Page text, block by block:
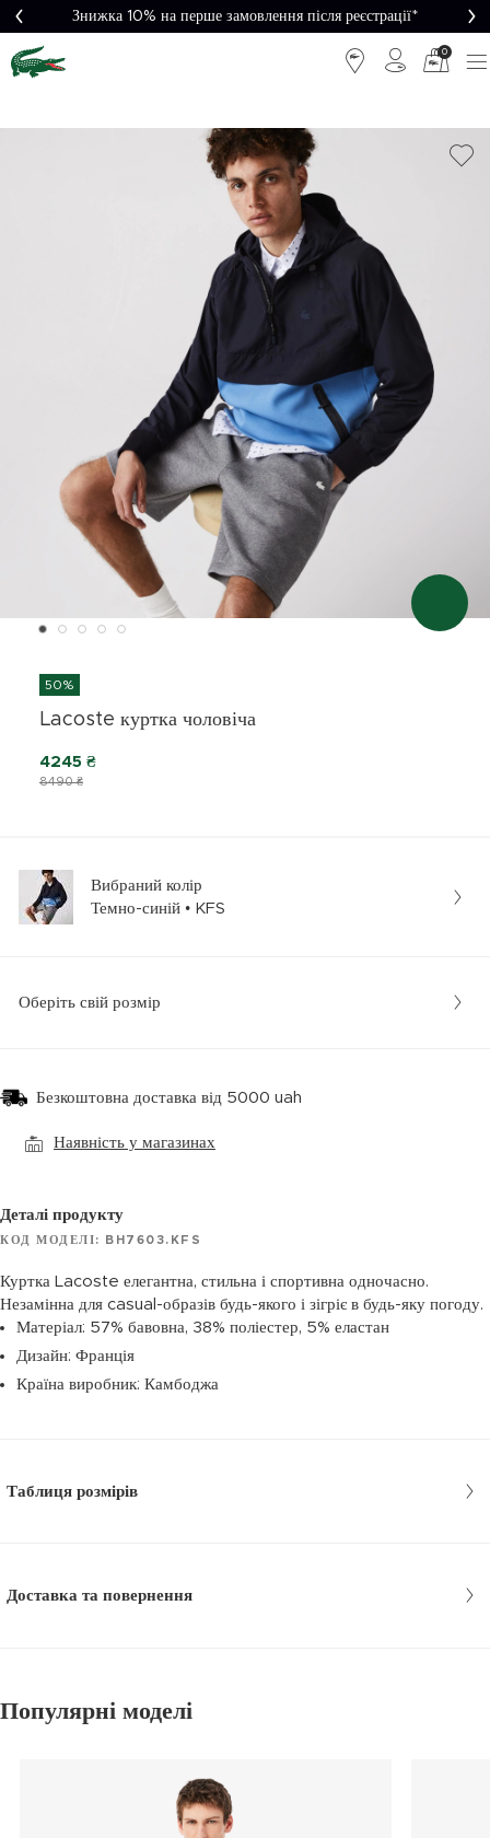
Знижка 10% на перше замовлення після реєстрації*
0
50%
Lacoste куртка чоловіча
8490 ₴
4245 ₴
Вибраний колір
Темно-синій • KFS
Оберіть свій розмір
Безкоштовна доставка від 5000 uah
Наявність у магазинах
Деталі продукту
КОД МОДЕЛІ: BH7603.KFS
Куртка Lacoste елегантна, стильна і спортивна одночасно.
Незамінна для casual-образів будь-якого і зігріє в будь-яку погоду.
Матеріал: 57% бавовна, 38% поліестер, 5% еластан
Дизайн: Франція
Країна виробник: Камбоджа
Таблиця розмірів
Доставка та повернення
Популярні моделі
Безкоштовна
доставка від
5000₴*